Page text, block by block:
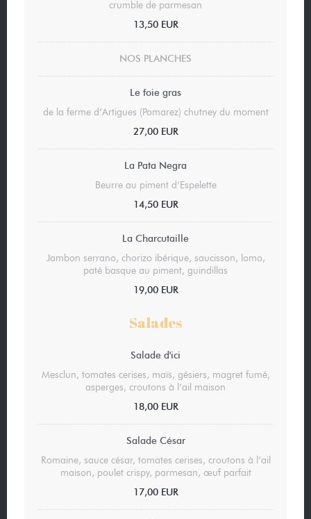
crumble de parmesan
13,50 EUR
NOS PLANCHES
Le foie gras
de la ferme d’Artigues (Pomarez) chutney du moment
27,00 EUR
La Pata Negra
Beurre au piment d’Espelette
14,50 EUR
La Charcutaille
Jambon serrano, chorizo ibérique, saucisson, lomo,
paté basque au piment, guindillas
19,00 EUR
Salades
Salade d'ici
Mesclun, tomates cerises, maïs, gésiers, magret fumé,
asperges, croutons à l’ail maison
18,00 EUR
Salade César
Romaine, sauce césar, tomates cerises, croutons à l’ail
maison, poulet crispy, parmesan, œuf parfait
17,00 EUR